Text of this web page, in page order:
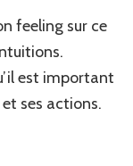
feeling sur ce
est important
ses actions.